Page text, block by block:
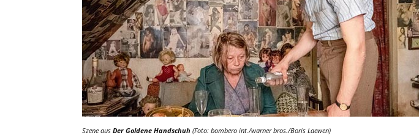
Szene ausDer Goldene Handschuh (Foto: bombero int./warner bros./Boris Laewen)